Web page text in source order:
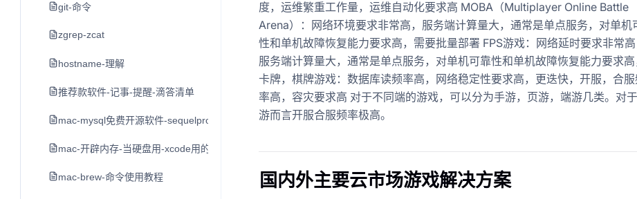
git-命令
zgrep-zcat
hostname-理解
推荐款软件-记事-提醒-滴答清单
mac-mysql免费开源软件-sequelpro
mac-开辟内存-当硬盘用-xcode用的-不推荐-留作学习用
mac-brew-命令使用教程
度，运维繁重工作量，运维自动化要求高 MOBA（Multiplayer Online Battle
Arena）：网络环境要求非常高，服务端计算量大，通常是单点服务，对单机
性和单机故障恢复能力要求高，需要批量部署 FPS游戏：网络延时要求非常高
服务端计算量大，通常是单点服务，对单机可靠性和单机故障恢复能力要求高
卡牌，棋牌游戏：数据库读频率高，网络稳定性要求高，更迭快，开服，合
率高，容灾要求高 对于不同端的游戏，可以分为手游，页游，端游几类。对
游而言开服合服频率极高。
国内外主要云市场游戏解决方案